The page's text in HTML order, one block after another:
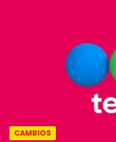
CAMBIOS